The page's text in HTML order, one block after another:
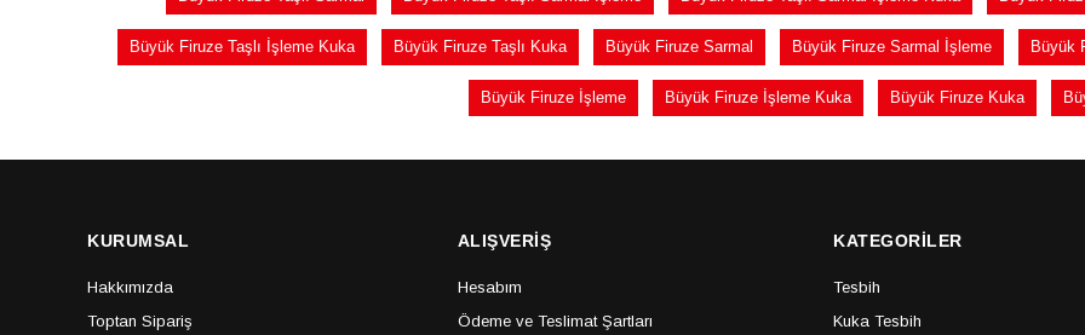
Büyük Firuze Taşlı İşleme Kuka Büyük Firuze Taşlı Kuka Büyük Firuze Sarmal Büyük Firuze Sarmal İşleme Büyük
Büyük Firuze İşleme Büyük Firuze İşleme Kuka Büyük Firuze Kuka
KURUMSAL
Hakkımızda
Toptan Sipariş
ALIŞVERİŞ
Hesabım
Ödeme ve Teslimat Şartları
KATEGORİLER
Tesbih
Kuka Tesbih